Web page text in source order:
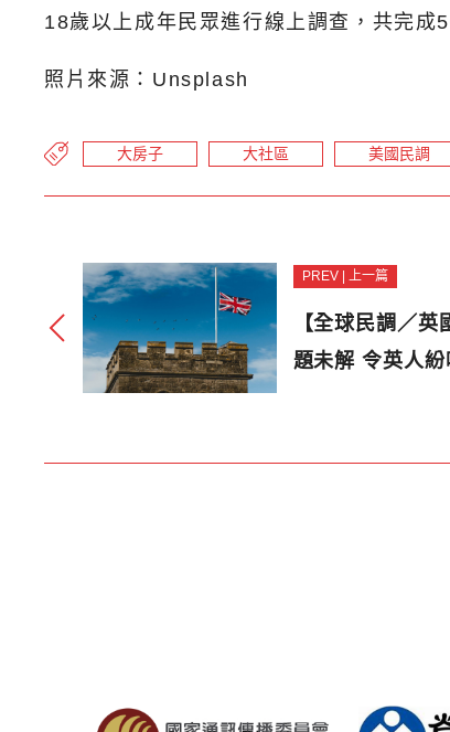
18歲以上成年民眾進行線上調查，共完成
照片來源：Unsplash
大房子 大社區 美國民調
PREV | 上一篇
【全球民調／
題未解 令英人紛